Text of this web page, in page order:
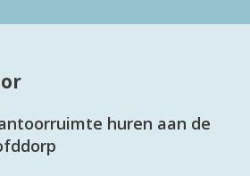
huren aan de